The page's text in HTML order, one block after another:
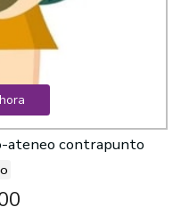
ateneo contrapunto